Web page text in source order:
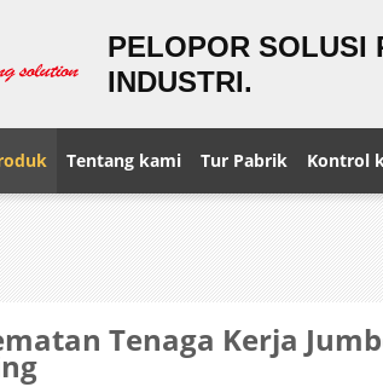
PELOPOR SOLUSI
INDUSTRI.
Tentang kami Tur Pabrik Kontrol
Tenaga Kerja